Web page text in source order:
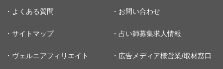
・よくある質問 ・お問い合わせ
・サイトマップ ・占い師募集求人情報
・ヴェルニアフィリエイト ・広告メディア様営業/取材窓口